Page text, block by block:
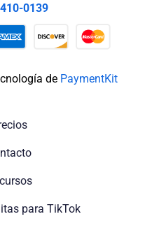
0139
de PaymentKit
para TikTok